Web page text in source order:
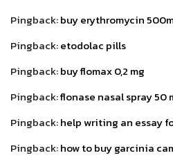
Pingback:buy erythromycin
Pingback:etodolac pills
Pingback:buy flomax 0,2 mg
Pingback:flonase nasal spray 50
Pingback:help writing an essay
Pingback:how to buy garcinia